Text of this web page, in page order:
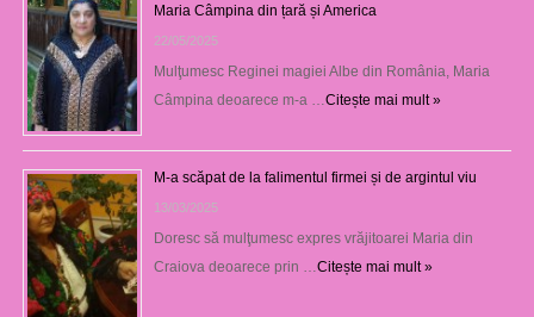
Maria Câmpina din țară și America
22/05/2025
Mulţumesc Reginei magiei Albe din România, Maria
Câmpina deoarece m-a … Citește mai mult »
M-a scăpat de la falimentul firmei și de argintul viu
13/03/2025
Doresc să mulţumesc expres vrăjitoarei Maria din
Craiova deoarece prin … Citește mai mult »